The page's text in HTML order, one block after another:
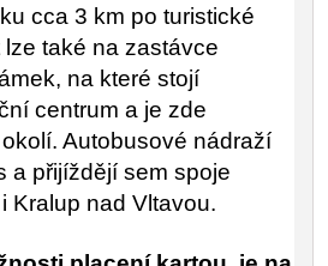
cca 3 km po turistické
také na zastávce
na které stojí
centrum a je zde
Autobusové nádraží
a přijíždějí sem spoje
Kralup nad Vltavou.